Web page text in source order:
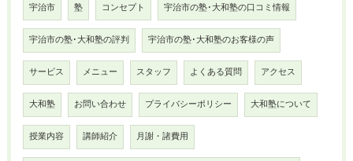
宇治市 塾 コンセプト 宇治市の塾･大和塾の口コミ情報
宇治市の塾･大和塾の評判 宇治市の塾･大和塾のお客様の声
サービス メニュー スタッフ よくある質問 アクセス
大和塾 お問い合わせ プライバシーポリシー 大和塾について
授業内容 講師紹介 月謝・諸費用